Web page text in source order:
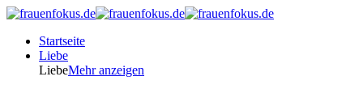
Startseite
Liebe
LiebeMehr anzeigen